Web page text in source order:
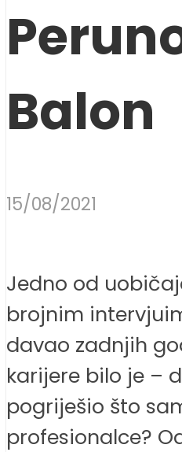
Balon
15/08/2021
Jedno od
brojnim
davao zadnjih
karijere bilo je –
pogriješio što
profesionalce?